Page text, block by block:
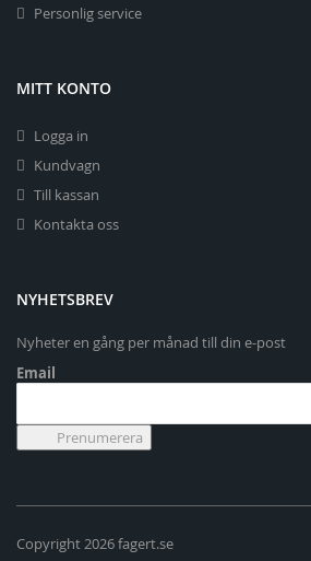
Personlig service
MITT KONTO
Logga in
Kundvagn
Till kassan
Kontakta oss
NYHETSBREV
Nyheter en gång per månad till din e-post
Email
Copyright 2026 fagert.se